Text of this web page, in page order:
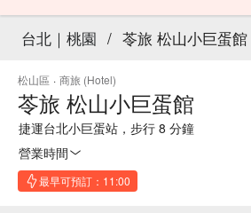
台北｜桃園 / 苓旅 松山小巨蛋館
松山區 · 商旅 (Hotel)
苓旅 松山小巨蛋館
捷運台北小巨蛋站，步行 8 分鐘
營業時間
最早可預訂：11:00